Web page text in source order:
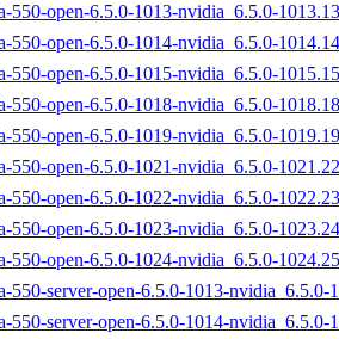
550-open-6.5.0-1013-nvidia_6.5.0-
550-open-6.5.0-1014-nvidia_6.5.0-
550-open-6.5.0-1015-nvidia_6.5.0-
550-open-6.5.0-1018-nvidia_6.5.0-
550-open-6.5.0-1019-nvidia_6.5.0-
550-open-6.5.0-1021-nvidia_6.5.0-
550-open-6.5.0-1022-nvidia_6.5.0-
550-open-6.5.0-1023-nvidia_6.5.0-
550-open-6.5.0-1024-nvidia_6.5.0-
550-server-open-6.5.0-1013-nvidia_6.5.0-
550-server-open-6.5.0-1014-nvidia_6.5.0-